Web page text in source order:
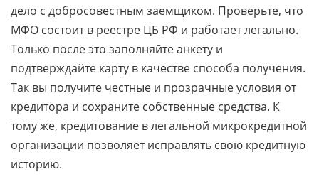
дело с добросовестным заемщиком. Проверьте, что
МФО состоит в реестре ЦБ РФ и работает легально.
Только после это заполняйте анкету и
подтверждайте карту в качестве способа получения.
Так вы получите честные и прозрачные условия от
кредитора и сохраните собственные средства. К
тому же, кредитование в легальной микрокредитной
организации позволяет исправлять свою кредитную
историю.